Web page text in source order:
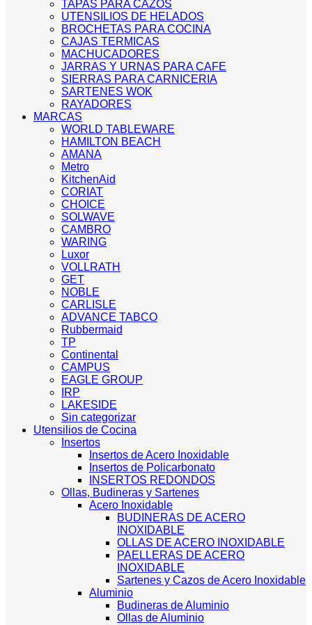
TAPAS PARA CAZOS
UTENSILIOS DE HELADOS
BROCHETAS PARA COCINA
CAJAS TERMICAS
MACHUCADORES
JARRAS Y URNAS PARA CAFE
SIERRAS PARA CARNICERIA
SARTENES WOK
RAYADORES
MARCAS
WORLD TABLEWARE
HAMILTON BEACH
AMANA
Metro
KitchenAid
CORIAT
CHOICE
SOLWAVE
CAMBRO
WARING
Luxor
VOLLRATH
GET
NOBLE
CARLISLE
ADVANCE TABCO
Rubbermaid
TP
Continental
CAMPUS
EAGLE GROUP
IRP
LAKESIDE
Sin categorizar
Utensilios de Cocina
Insertos
Insertos de Acero Inoxidable
Insertos de Policarbonato
INSERTOS REDONDOS
Ollas, Budineras y Sartenes
Acero Inoxidable
BUDINERAS DE ACERO
INOXIDABLE
OLLAS DE ACERO INOXIDABLE
PAELLERAS DE ACERO
INOXIDABLE
Sartenes y Cazos de Acero Inoxidable
Aluminio
Budineras de Aluminio
Ollas de Aluminio